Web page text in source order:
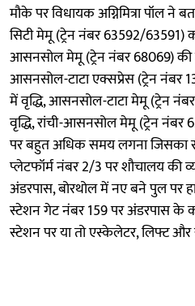
मौके पर विधायक अग्निमित्रा पॉल ने
सिटी मेमू (ट्रेन नंबर 63592/
आसनसोल मेमू (ट्रेन नंबर 68069) की
आसनसोल-टाटा एक्सप्रेस (ट्रेन नंबर
में वृद्धि, आसनसोल-टाटा मेमू (ट्रेन
वृद्धि, रांची-आसनसोल मेमू (ट्रेन नंबर
पर बहुत अधिक समय लगना जिसका
प्लेटफॉर्म नंबर 2/3 पर शौचालय की
अंडरपास, बोरथोल में नए बने पुल पर
स्टेशन गेट नंबर 159 पर अंडरपास के
स्टेशन पर या तो एस्केलेटर, लिफ्ट और